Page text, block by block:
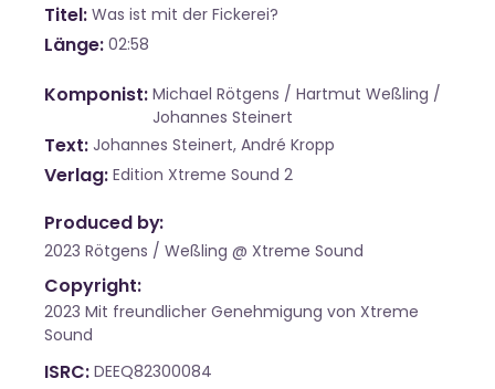
Titel Was ist mit der Fickerei?
Länge 02:58
Komponist Michael Rötgens / Hartmut Weßling /
Johannes Steinert
Text Johannes Steinert, André Kropp
Verlag Edition Xtreme Sound 2
Produced by:
2023 Rötgens / Weßling @ Xtreme Sound
Copyright:
2023 Mit freundlicher Genehmigung von Xtreme
Sound
ISRC DEEQ82300084